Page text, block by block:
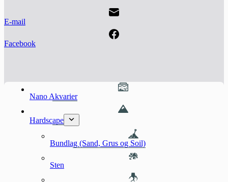
E-mail
Facebook
Nano Akvarier
Hardscape
Bundlag (Sand, Grus og Soil)
Sten